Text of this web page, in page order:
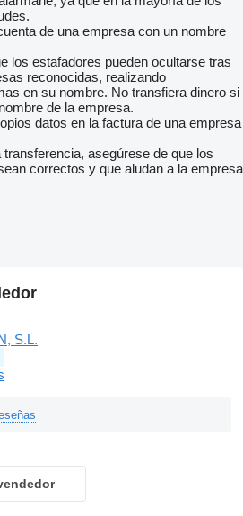
de una empresa con un nombre
los estafadores pueden ocultarse tras
reconocidas, realizando
en su nombre. No transfiera dinero si
de la empresa.
datos en la factura de una empresa
asegúrese de que los
correctos y que aludan a la empresa
S.L.